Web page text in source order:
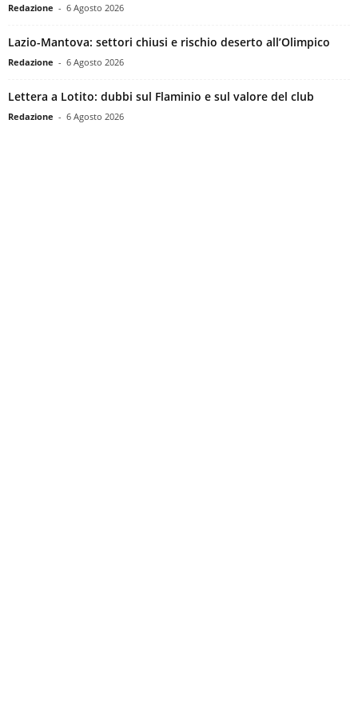
Redazione - 6 Agosto 2026
Lazio-Mantova: settori chiusi e rischio deserto all’Olimpico
Redazione - 6 Agosto 2026
Lettera a Lotito: dubbi sul Flaminio e sul valore del club
Redazione - 6 Agosto 2026